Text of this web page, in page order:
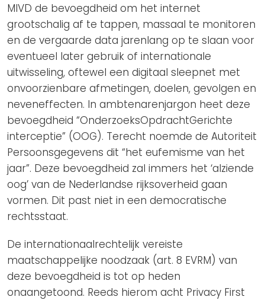
MIVD de bevoegdheid om het internet
grootschalig af te tappen, massaal te monitoren
en de vergaarde data jarenlang op te slaan voor
eventueel later gebruik of internationale
uitwisseling, oftewel een digitaal sleepnet met
onvoorzienbare afmetingen, doelen, gevolgen en
neveneffecten. In ambtenarenjargon heet deze
bevoegdheid “OnderzoeksOpdrachtGerichte
interceptie” (OOG). Terecht noemde de Autoriteit
Persoonsgegevens dit “het eufemisme van het
jaar”. Deze bevoegdheid zal immers het ‘alziende
oog’ van de Nederlandse rijksoverheid gaan
vormen. Dit past niet in een democratische
rechtsstaat.
De internationaalrechtelijk vereiste
maatschappelijke noodzaak (art. 8 EVRM) van
deze bevoegdheid is tot op heden
onaangetoond. Reeds hierom acht Privacy First